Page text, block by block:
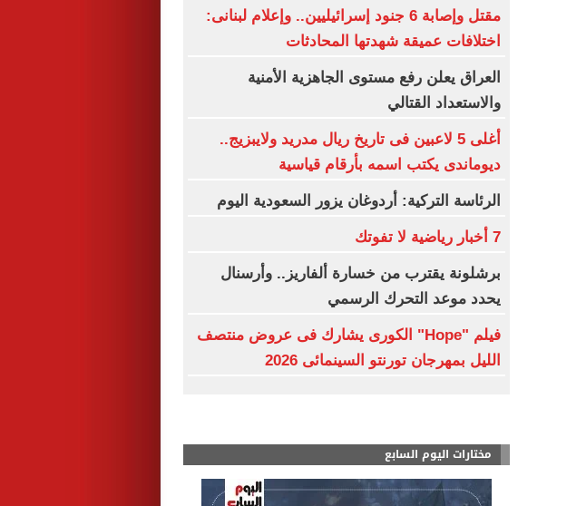
مقتل وإصابة 6 جنود إسرائيليين.. وإعلام لبنانى:
اختلافات عميقة شهدتها المحادثات
العراق يعلن رفع مستوى الجاهزية الأمنية
والاستعداد القتالي
أغلى 5 لاعبين فى تاريخ ريال مدريد ولايبزيج..
ديوماندى يكتب اسمه بأرقام قياسية
الرئاسة التركية: أردوغان يزور السعودية اليوم
7 أخبار رياضية لا تفوتك
برشلونة يقترب من خسارة ألفاريز.. وأرسنال
يحدد موعد التحرك الرسمي
فيلم "Hope" الكورى يشارك فى عروض منتصف
الليل بمهرجان تورنتو السينمائى 2026
مختارات اليوم السابع